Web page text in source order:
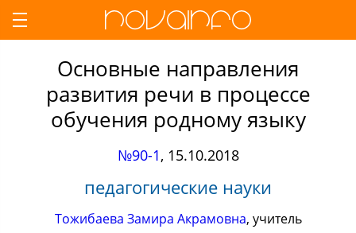
Основные направления
развития речи в процессе
обучения родному языку
№90-1, 15.10.2018
педагогические науки
Тожибаева Замира Акрамовна, учитель